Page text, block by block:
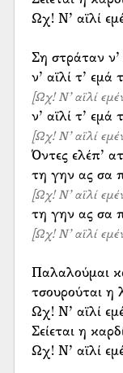
Ωχ! Ν’ αϊλί
Ση στράταν
[Ωχ! Ν’ αϊλί
[Ωχ! Ν’ αϊλί
Όντες ελέπ’
[Ωχ! Ν’ αϊλί
[Ωχ! Ν’ αϊλί
Παλαλούμαι
τσουρούται η
Ωχ! Ν’ αϊλί
Σείεται η
Ωχ! Ν’ αϊλί